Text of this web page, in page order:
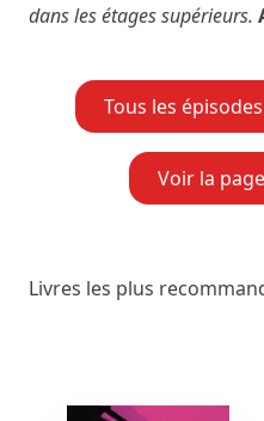
dans les étages supérieurs.
Tous les
Voir la
Livres les plus